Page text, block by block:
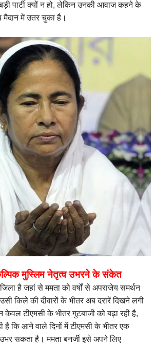
पार्टी क्यों न हो, लेकिन उनकी आवाज कहने के
मैदान में उतर चुका है।
मुस्लिम नेतृत्व उभरने के संकेत
है जहां से ममता को वर्षों से अपराजेय समर्थन
किले की दीवारों के भीतर अब दरारें दिखने लगी
केवल टीएमसी के भीतर गुटबाजी को बढ़ा रही है,
है कि आने वाले दिनों में टीएमसी के भीतर एक
सकता है। ममता बनर्जी इसे अपने लिए